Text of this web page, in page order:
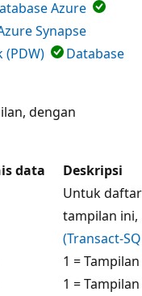
Azure
Synapse
Database
dengan
data Deskripsi
Untuk
tampilan
(Transact-
1 =
1 =